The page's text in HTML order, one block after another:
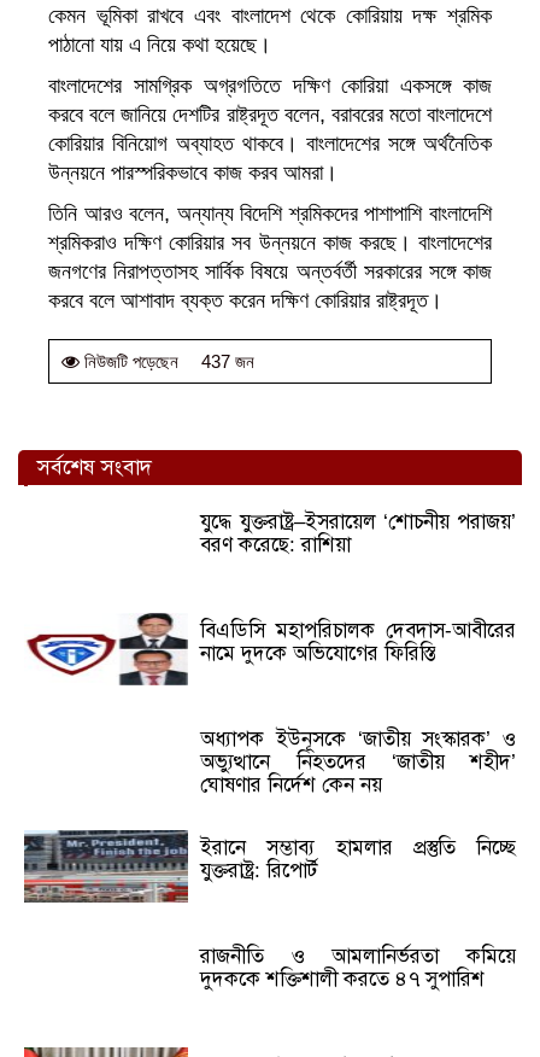
কেমন ভূমিকা রাখবে এবং বাংলাদেশ থেকে কোরিয়ায় দক্ষ শ্রমিক
পাঠানো যায় এ নিয়ে কথা হয়েছে।
বাংলাদেশের সামগ্রিক অগ্রগতিতে দক্ষিণ কোরিয়া একসঙ্গে কাজ
করবে বলে জানিয়ে দেশটির রাষ্ট্রদূত বলেন, বরাবরের মতো বাংলাদেশে
কোরিয়ার বিনিয়োগ অব্যাহত থাকবে। বাংলাদেশের সঙ্গে অর্থনৈতিক
উন্নয়নে পারস্পরিকভাবে কাজ করব আমরা।
তিনি আরও বলেন, অন্যান্য বিদেশি শ্রমিকদের পাশাপাশি বাংলাদেশি
শ্রমিকরাও দক্ষিণ কোরিয়ার সব উন্নয়নে কাজ করছে। বাংলাদেশের
জনগণের নিরাপত্তাসহ সার্বিক বিষয়ে অন্তর্বর্তী সরকারের সঙ্গে কাজ
করবে বলে আশাবাদ ব্যক্ত করেন দক্ষিণ কোরিয়ার রাষ্ট্রদূত।
নিউজটি পড়েছেন 437 জন
সর্বশেষ সংবাদ
যুদ্ধে যুক্তরাষ্ট্র–ইসরায়েল ‘শোচনীয় পরাজয়’
বরণ করেছে: রাশিয়া
বিএডিসি মহাপরিচালক দেবদাস-আবীরের
নামে দুদকে অভিযোগের ফিরিস্তি
অধ্যাপক ইউনূসকে ‘জাতীয় সংস্কারক’ ও
অভ্যুত্থানে নিহতদের ‘জাতীয় শহীদ’
ঘোষণার নির্দেশ কেন নয়
ইরানে সম্ভাব্য হামলার প্রস্তুতি নিচ্ছে
যুক্তরাষ্ট্র: রিপোর্ট
রাজনীতি ও আমলানির্ভরতা কমিয়ে
দুদককে শক্তিশালী করতে ৪৭ সুপারিশ